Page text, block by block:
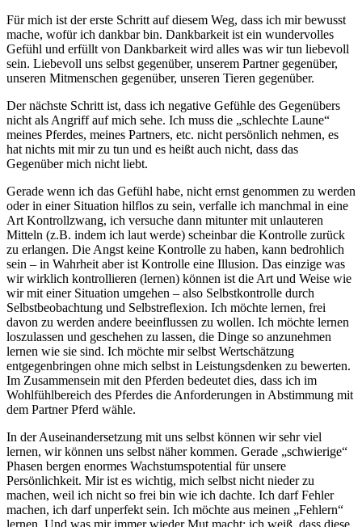
Für mich ist der erste Schritt auf diesem Weg, dass ich mir bewusst
mache, wofür ich dankbar bin. Dankbarkeit ist ein wundervolles
Gefühl und erfüllt von Dankbarkeit wird alles was wir tun liebevoll
sein. Liebevoll uns selbst gegenüber, unserem Partner gegenüber,
unseren Mitmenschen gegenüber, unseren Tieren gegenüber.
Der nächste Schritt ist, dass ich negative Gefühle des Gegenübers
nicht als Angriff auf mich sehe. Ich muss die „schlechte Laune“
meines Pferdes, meines Partners, etc. nicht persönlich nehmen, es
hat nichts mit mir zu tun und es heißt auch nicht, dass das
Gegenüber mich nicht liebt.
Gerade wenn ich das Gefühl habe, nicht ernst genommen zu werden
oder in einer Situation hilflos zu sein, verfalle ich manchmal in eine
Art Kontrollzwang, ich versuche dann mitunter mit unlauteren
Mitteln (z.B. indem ich laut werde) scheinbar die Kontrolle zurück
zu erlangen. Die Angst keine Kontrolle zu haben, kann bedrohlich
sein – in Wahrheit aber ist Kontrolle eine Illusion. Das einzige was
wir wirklich kontrollieren (lernen) können ist die Art und Weise wie
wir mit einer Situation umgehen – also Selbstkontrolle durch
Selbstbeobachtung und Selbstreflexion. Ich möchte lernen, frei
davon zu werden andere beeinflussen zu wollen. Ich möchte lernen
loszulassen und geschehen zu lassen, die Dinge so anzunehmen
lernen wie sie sind. Ich möchte mir selbst Wertschätzung
entgegenbringen ohne mich selbst in Leistungsdenken zu bewerten.
Im Zusammensein mit den Pferden bedeutet dies, dass ich im
Wohlfühlbereich des Pferdes die Anforderungen in Abstimmung mit
dem Partner Pferd wähle.
In der Auseinandersetzung mit uns selbst können wir sehr viel
lernen, wir können uns selbst näher kommen. Gerade „schwierige“
Phasen bergen enormes Wachstumspotential für unsere
Persönlichkeit. Mir ist es wichtig, mich selbst nicht nieder zu
machen, weil ich nicht so frei bin wie ich dachte. Ich darf Fehler
machen, ich darf unperfekt sein. Ich möchte aus meinen „Fehlern“
lernen. Und was mir immer wieder Mut macht: ich weiß, dass diese